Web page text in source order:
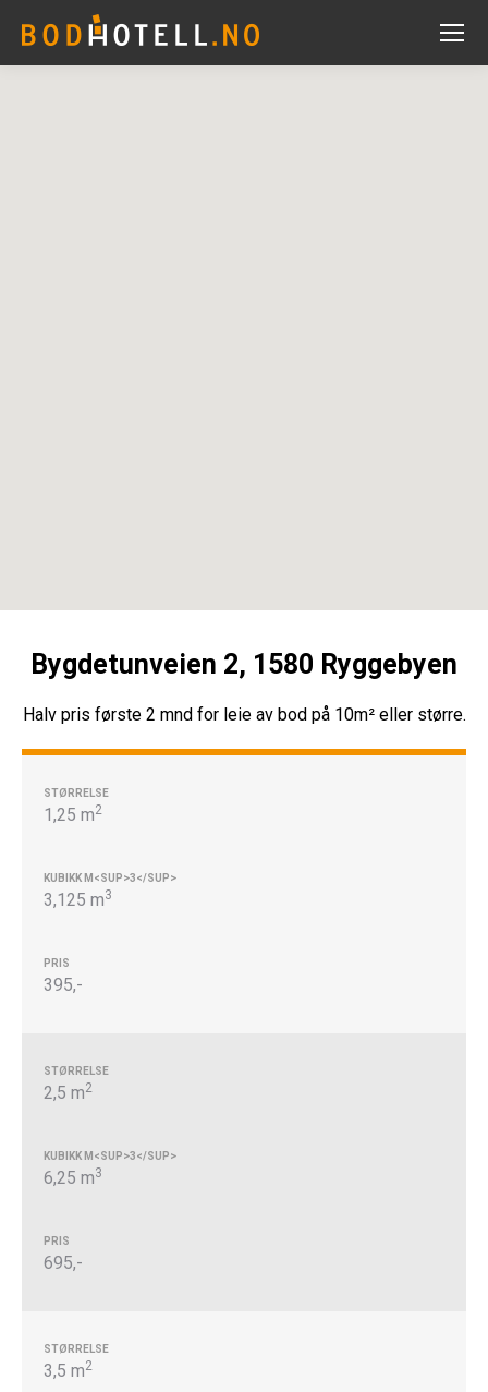
Bygdetunveien 2, 1580 Ryggebyen
Halv pris første 2 mnd for leie av bod på 10m² eller større.
1,25 m2
3,125 m3
395,-
2,5 m2
6,25 m3
695,-
3,5 m2